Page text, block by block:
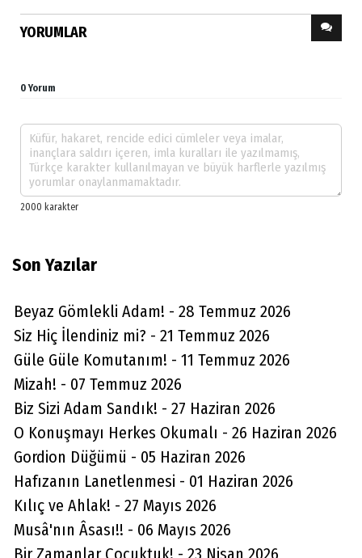
YORUMLAR
0 Yorum
Son Yazılar
Beyaz Gömlekli Adam! - 28 Temmuz 2026
Siz Hiç İlendiniz mi? - 21 Temmuz 2026
Güle Güle Komutanım! - 11 Temmuz 2026
Mizah! - 07 Temmuz 2026
Biz Sizi Adam Sandık! - 27 Haziran 2026
O Konuşmayı Herkes Okumalı - 26 Haziran 2026
Gordion Düğümü - 05 Haziran 2026
Hafızanın Lanetlenmesi - 01 Haziran 2026
Kılıç ve Ahlak! - 27 Mayıs 2026
Musâ'nın Âsası!! - 06 Mayıs 2026
Bir Zamanlar Çocuktuk! - 23 Nisan 2026